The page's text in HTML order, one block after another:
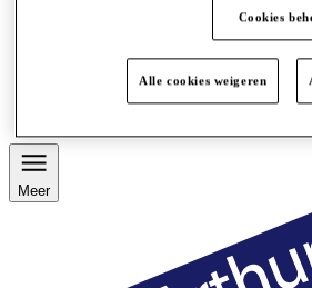
Restaurants
Meer
Cookies
Alle cookies weigeren